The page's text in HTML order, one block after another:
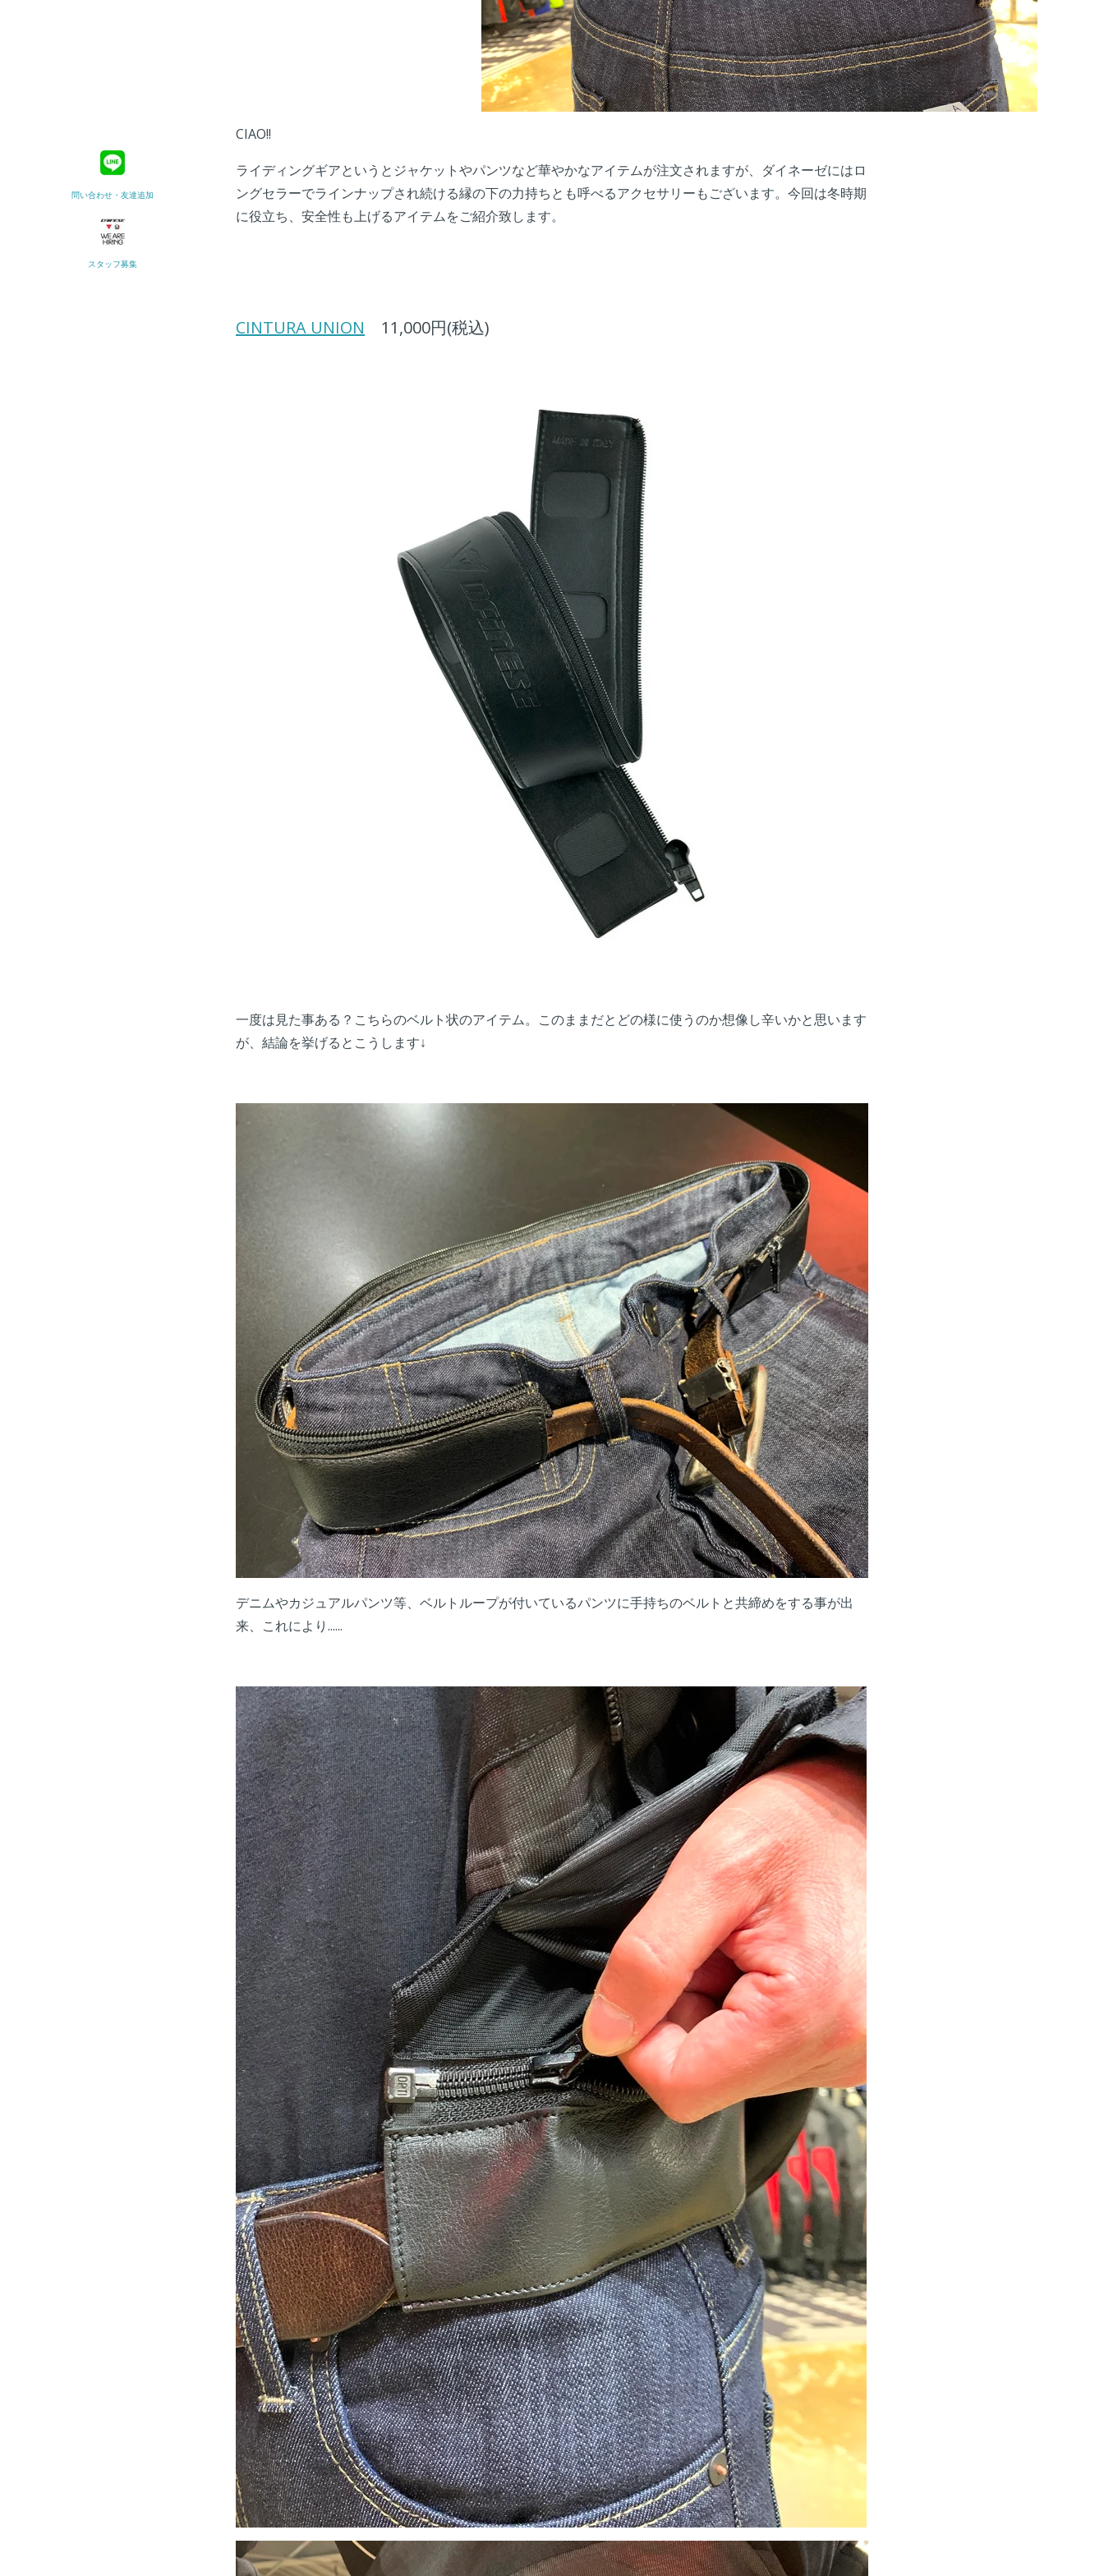
問い合わせ・友達追加
スタッフ募集
CIAO!!
ライディングギアというとジャケットやパンツなど華やかなアイテムが注文されますが、ダイネーゼにはロ
ングセラーでラインナップされ続ける縁の下の力持ちとも呼べるアクセサリーもございます。今回は冬時期
に役立ち、安全性も上げるアイテムをご紹介致します。
CINTURA UNION 11,000円(税込)
一度は見た事ある？こちらのベルト状のアイテム。このままだとどの様に使うのか想像し辛いかと思います
が、結論を挙げるとこうします↓
デニムやカジュアルパンツ等、ベルトループが付いているパンツに手持ちのベルトと共締めをする事が出
来、これにより......